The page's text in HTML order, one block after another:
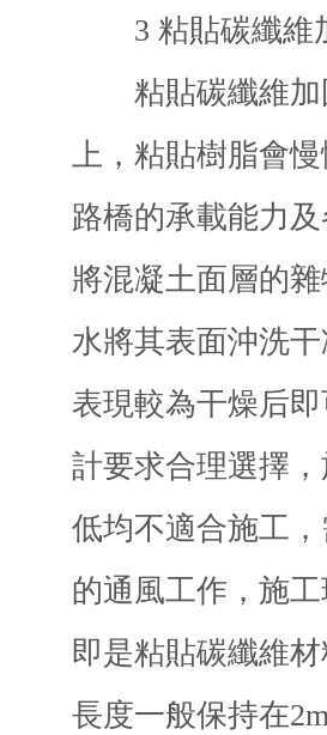
3 粘貼碳纖維
粘貼碳纖維
上，粘貼樹脂會
路橋的承載能力
將混凝土面層的
水將其表面沖洗
表現較為干燥后
計要求合理選擇
低均不適合施工
的通風工作，施
即是粘貼碳纖維
長度一般保持在